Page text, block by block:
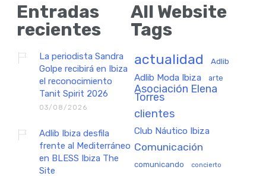
Entradas
recientes
La periodista Sandra
Golpe recibirá en Ibiza
el reconocimiento
Tanit Spirit 2026
03/08/2026
Adlib Ibiza desfila
frente al Mediterráneo
en BLESS Ibiza The
Site
All Website
Tags
actualidad Adlib
Adlib Moda Ibiza arte
Asociación Elena
Torres
clientes
Club Náutico Ibiza
Comunicación
comunicando concierto